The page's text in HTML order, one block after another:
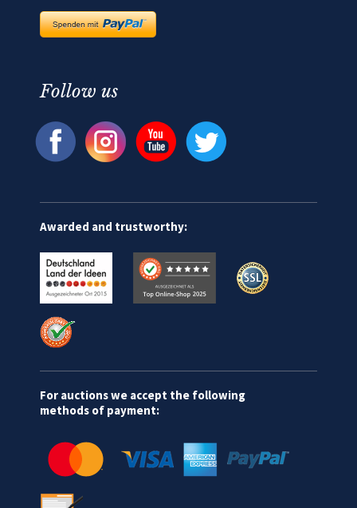
Follow us
Awarded and trustworthy:
For auctions we accept the following
methods of payment: